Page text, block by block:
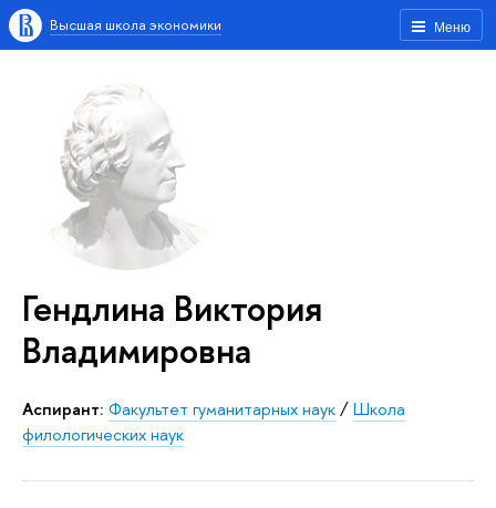
Меню
Высшая школа экономики
Гендлина Виктория
Владимировна
аспирант: Факультет гуманитарных наук/Школа
филологических наук